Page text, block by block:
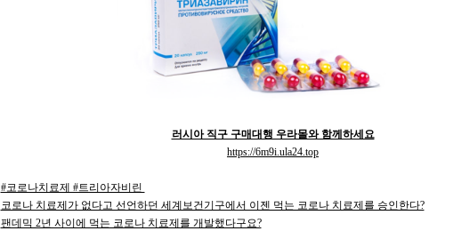
러시아 직구 구매대행 우라몰와 함께하세요
https://6m9i.ula24.top
#코로나치료제 #트리아자비린
코로나 치료제가 없다고 선언하던 세계보건기구에서 이젠 먹는 코로나 치료제를 승인한다?
팬데믹 2년 사이에 먹는 코로나 치료제를 개발했다구요?